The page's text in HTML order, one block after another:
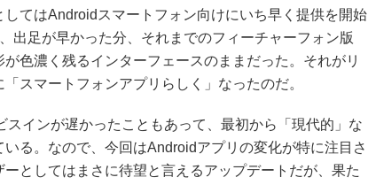
てはAndroidスマートフォン向けにいち早く提供を開始
出足が早かった分、それまでのフィーチャーフォン版
色濃く残るインターフェースのままだった。それがリ
スマートフォンアプリらしく」なったのだ。
スインが遅かったこともあって、最初から「現代的」な
る。なので、今回はAndroidアプリの変化が特に注目さ
としてはまさに待望と言えるアップデートだが、果た